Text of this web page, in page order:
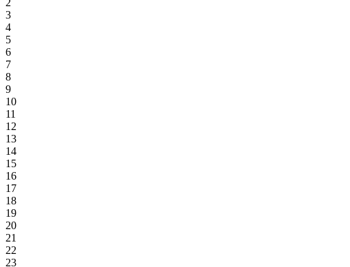
3
4
5
6
7
8
9
10
11
12
13
14
15
16
17
18
19
20
21
22
23